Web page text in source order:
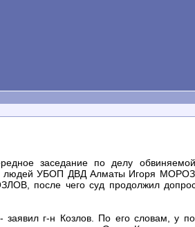
заседание по делу
людей УБОП ДВД Алматы Игоря
после чего суд продолжил
г-н Козлов. По его словам, у